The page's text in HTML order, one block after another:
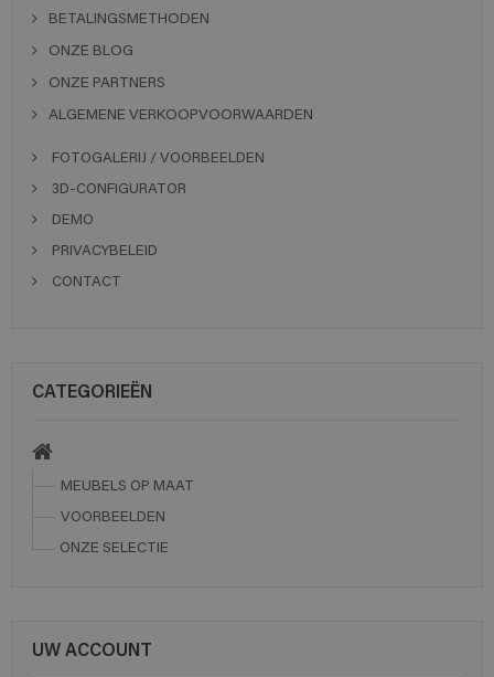
BETALINGSMETHODEN
ONZE BLOG
ONZE PARTNERS
ALGEMENE VERKOOPVOORWAARDEN
FOTOGALERIJ / VOORBEELDEN
3D-CONFIGURATOR
DEMO
PRIVACYBELEID
CONTACT
CATEGORIEËN
MEUBELS OP MAAT
VOORBEELDEN
ONZE SELECTIE
UW ACCOUNT